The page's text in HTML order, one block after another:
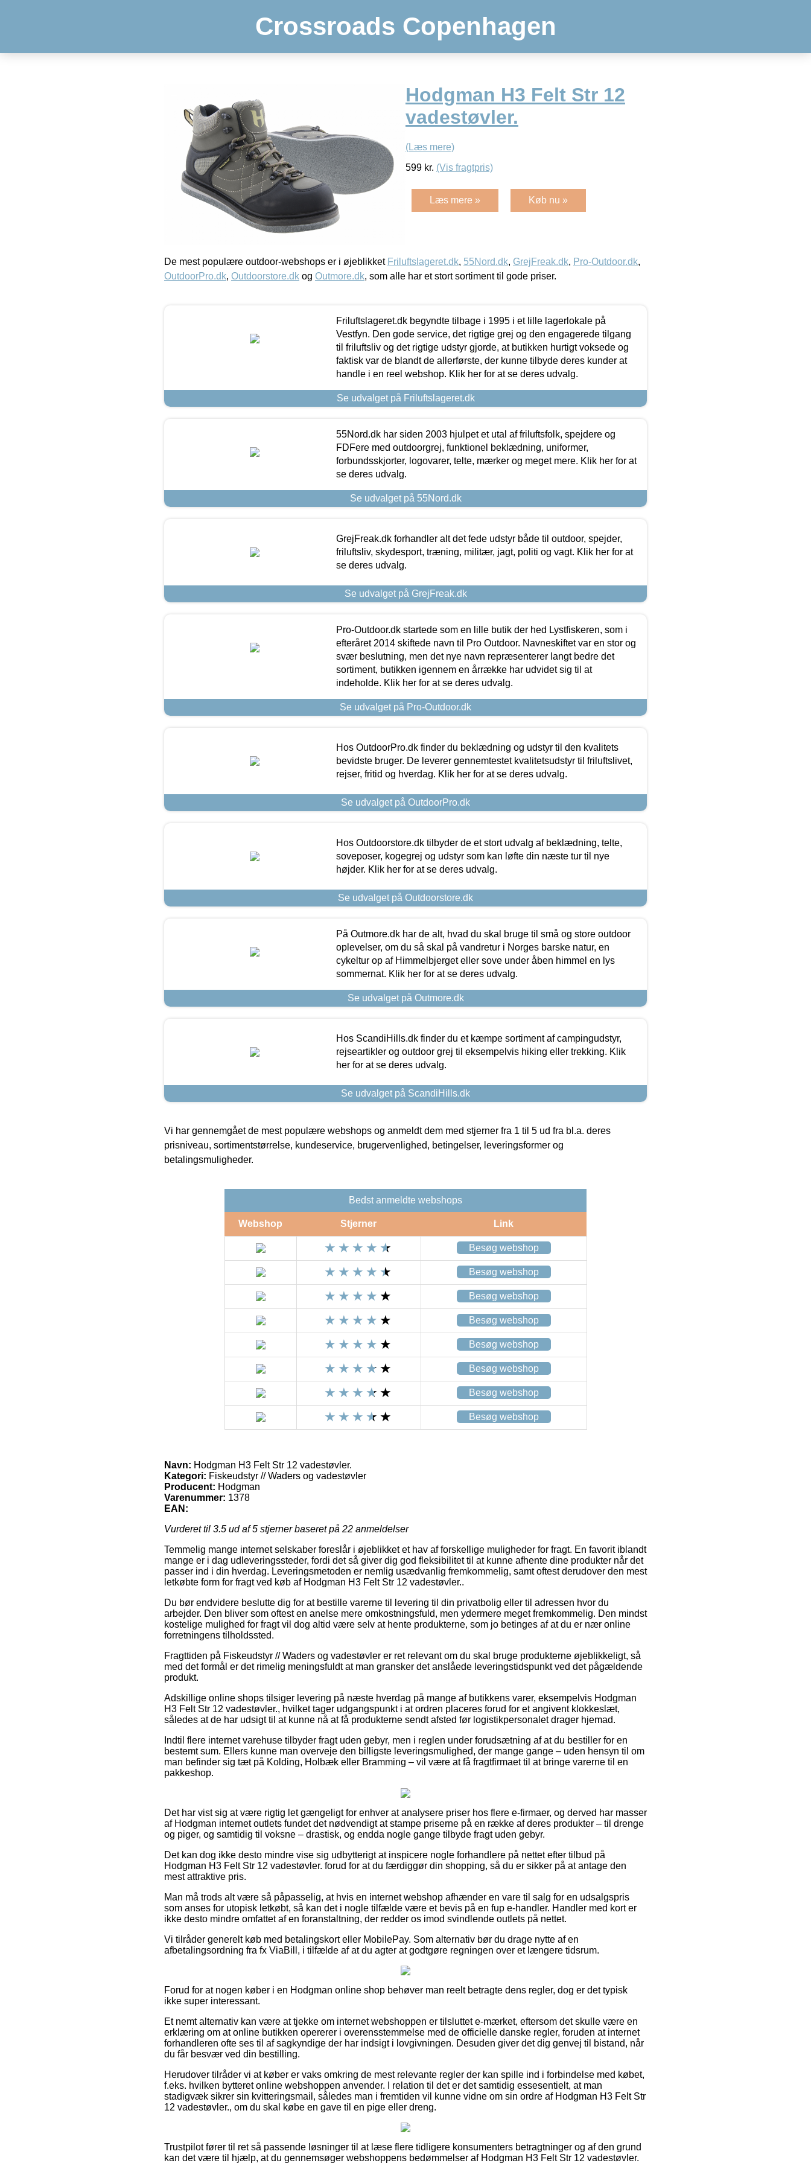
Crossroads Copenhagen
Hodgman H3 Felt Str 12
vadestøvler.
(Læs mere)
599 kr. (Vis fragtpris)
Læs mere » Køb nu »
De mest populære outdoor-webshops er i øjeblikket Friluftslageret.dk, 55Nord.dk, GrejFreak.dk, Pro-Outdoor.dk,
OutdoorPro.dk, Outdoorstore.dk og Outmore.dk, som alle har et stort sortiment til gode priser.
Friluftslageret.dk begyndte tilbage i 1995 i et lille lagerlokale på
Vestfyn. Den gode service, det rigtige grej og den engagerede tilgang
til friluftsliv og det rigtige udstyr gjorde, at butikken hurtigt voksede og
faktisk var de blandt de allerførste, der kunne tilbyde deres kunder at
handle i en reel webshop. Klik her for at se deres udvalg.
Se udvalget på Friluftslageret.dk
55Nord.dk har siden 2003 hjulpet et utal af friluftsfolk, spejdere og
FDFere med outdoorgrej, funktionel beklædning, uniformer,
forbundsskjorter, logovarer, telte, mærker og meget mere. Klik her for at
se deres udvalg.
Se udvalget på 55Nord.dk
GrejFreak.dk forhandler alt det fede udstyr både til outdoor, spejder,
friluftsliv, skydesport, træning, militær, jagt, politi og vagt. Klik her for at
se deres udvalg.
Se udvalget på GrejFreak.dk
Pro-Outdoor.dk startede som en lille butik der hed Lystfiskeren, som i
efteråret 2014 skiftede navn til Pro Outdoor. Navneskiftet var en stor og
svær beslutning, men det nye navn repræsenterer langt bedre det
sortiment, butikken igennem en årrække har udvidet sig til at
indeholde. Klik her for at se deres udvalg.
Se udvalget på Pro-Outdoor.dk
Hos OutdoorPro.dk finder du beklædning og udstyr til den kvalitets
bevidste bruger. De leverer gennemtestet kvalitetsudstyr til friluftslivet,
rejser, fritid og hverdag. Klik her for at se deres udvalg.
Se udvalget på OutdoorPro.dk
Hos Outdoorstore.dk tilbyder de et stort udvalg af beklædning, telte,
soveposer, kogegrej og udstyr som kan løfte din næste tur til nye
højder. Klik her for at se deres udvalg.
Se udvalget på Outdoorstore.dk
På Outmore.dk har de alt, hvad du skal bruge til små og store outdoor
oplevelser, om du så skal på vandretur i Norges barske natur, en
cykeltur op af Himmelbjerget eller sove under åben himmel en lys
sommernat. Klik her for at se deres udvalg.
Se udvalget på Outmore.dk
Hos ScandiHills.dk finder du et kæmpe sortiment af campingudstyr,
rejseartikler og outdoor grej til eksempelvis hiking eller trekking. Klik
her for at se deres udvalg.
Se udvalget på ScandiHills.dk
Vi har gennemgået de mest populære webshops og anmeldt dem med stjerner fra 1 til 5 ud fra bl.a. deres
prisniveau, sortimentstørrelse, kundeservice, brugervenlighed, betingelser, leveringsformer og
betalingsmuligheder.
Bedst anmeldte webshops
Webshop Stjerner Link
Besøg webshop
Besøg webshop
Besøg webshop
Besøg webshop
Besøg webshop
Besøg webshop
Besøg webshop
Besøg webshop
Navn: Hodgman H3 Felt Str 12 vadestøvler.
Kategori: Fiskeudstyr // Waders og vadestøvler
Producent: Hodgman
Varenummer: 1378
EAN:
Vurderet til 3.5 ud af 5 stjerner baseret på 22 anmeldelser
Temmelig mange internet selskaber foreslår i øjeblikket et hav af forskellige muligheder for fragt. En favorit iblandt
mange er i dag udleveringssteder, fordi det så giver dig god fleksibilitet til at kunne afhente dine produkter når det
passer ind i din hverdag. Leveringsmetoden er nemlig usædvanlig fremkommelig, samt oftest derudover den mest
letkøbte form for fragt ved køb af Hodgman H3 Felt Str 12 vadestøvler..
Du bør endvidere beslutte dig for at bestille varerne til levering til din privatbolig eller til adressen hvor du
arbejder. Den bliver som oftest en anelse mere omkostningsfuld, men ydermere meget fremkommelig. Den mindst
kostelige mulighed for fragt vil dog altid være selv at hente produkterne, som jo betinges af at du er nær online
forretningens tilholdssted.
Fragttiden på Fiskeudstyr // Waders og vadestøvler er ret relevant om du skal bruge produkterne øjeblikkeligt, så
med det formål er det rimelig meningsfuldt at man gransker det anslåede leveringstidspunkt ved det pågældende
produkt.
Adskillige online shops tilsiger levering på næste hverdag på mange af butikkens varer, eksempelvis Hodgman
H3 Felt Str 12 vadestøvler., hvilket tager udgangspunkt i at ordren placeres forud for et angivent klokkeslæt,
således at de har udsigt til at kunne nå at få produkterne sendt afsted før logistikpersonalet drager hjemad.
Indtil flere internet varehuse tilbyder fragt uden gebyr, men i reglen under forudsætning af at du bestiller for en
bestemt sum. Ellers kunne man overveje den billigste leveringsmulighed, der mange gange – uden hensyn til om
man befinder sig tæt på Kolding, Holbæk eller Bramming – vil være at få fragtfirmaet til at bringe varerne til en
pakkeshop.
Det har vist sig at være rigtig let gængeligt for enhver at analysere priser hos flere e-firmaer, og derved har masser
af Hodgman internet outlets fundet det nødvendigt at stampe priserne på en række af deres produkter – til drenge
og piger, og samtidig til voksne – drastisk, og endda nogle gange tilbyde fragt uden gebyr.
Det kan dog ikke desto mindre vise sig udbytterigt at inspicere nogle forhandlere på nettet efter tilbud på
Hodgman H3 Felt Str 12 vadestøvler. forud for at du færdiggør din shopping, så du er sikker på at antage den
mest attraktive pris.
Man må trods alt være så påpasselig, at hvis en internet webshop afhænder en vare til salg for en udsalgspris
som anses for utopisk letkøbt, så kan det i nogle tilfælde være et bevis på en fup e-handler. Handler med kort er
ikke desto mindre omfattet af en foranstaltning, der redder os imod svindlende outlets på nettet.
Vi tilråder generelt køb med betalingskort eller MobilePay. Som alternativ bør du drage nytte af en
afbetalingsordning fra fx ViaBill, i tilfælde af at du agter at godtgøre regningen over et længere tidsrum.
Forud for at nogen køber i en Hodgman online shop behøver man reelt betragte dens regler, dog er det typisk
ikke super interessant.
Et nemt alternativ kan være at tjekke om internet webshoppen er tilsluttet e-mærket, eftersom det skulle være en
erklæring om at online butikken opererer i overensstemmelse med de officielle danske regler, foruden at internet
forhandleren ofte ses til af sagkyndige der har indsigt i lovgivningen. Desuden giver det dig genvej til bistand, når
du får besvær ved din bestilling.
Herudover tilråder vi at køber er vaks omkring de mest relevante regler der kan spille ind i forbindelse med købet,
f.eks. hvilken bytteret online webshoppen anvender. I relation til det er det samtidig essesentielt, at man
stadigvæk sikrer sin kvitteringsmail, således man i fremtiden vil kunne vidne om sin ordre af Hodgman H3 Felt Str
12 vadestøvler., om du skal købe en gave til en pige eller dreng.
Trustpilot fører til ret så passende løsninger til at læse flere tidligere konsumenters betragtninger og af den grund
kan det være til hjælp, at du gennemsøger webshoppens bedømmelser af Hodgman H3 Felt Str 12 vadestøvler.